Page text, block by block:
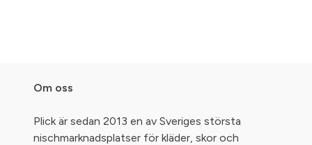
Om oss
Plick är sedan 2013 en av Sveriges största
nischmarknadsplatser för kläder, skor och